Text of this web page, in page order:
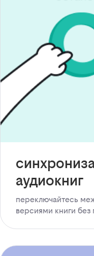
аудиокниг
переключайтесь
версиями книги